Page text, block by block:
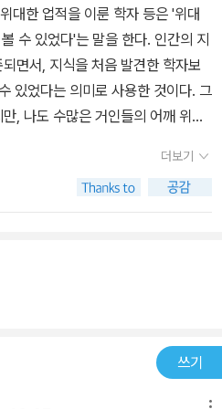
력의 법칙은 그 권좌에서 내려오게
학자들은 우주가 어떻게 생겨났고
으로 규명할 수 있게 되었다. 대폭
론 등 수많은 현대 물리학 이론의
론과 함께 20세기 지성사에 가장 큰
문의 저자인 하이젠베르크는 이
아 1932년에 노벨상을 받았다. 상
천재들이 머리를 맞대고 고군분투
칙’이 발표되었다. 허블 법칙은 지
사이에 특별한 관계가 있음을 가
해야할 일이며, 교양인으로서도 읽
문과쪽에서는 과거의 철학이나
하는 면이 있고, 또 책의 저자가 논
기 때문이다. 하지만, 물리학과 학
까? 그들은 이미 수업시간에 같은
이며, 따라서 굳이 논문원전을 읽을
문과생에게 있어 여기 실린 10편
이었다) 문과생들이 과학논문원
하였으나 이 책을 읽을 대상은 너무
출신으로서, 이 책의 벽은 아득히 높
대한 업적을 이룬 학자 등은 '위대
수 있었다'는 말을 한다. 인간의 지
면서, 지식을 처음 발견한 학자보
있었다는 의미로 사용한 것이다. 그
, 나도 수많은 거인들의 어깨 위에
수많은 위대한 거인이 존재하기 때
생각해보면 난 경제학부생이기
계 속에서 살아간다. 그런 의미에
서 이왕 어깨를 빌리는거 좀 확실하
봐야 하나 생각하면서, 이런 저런 책
은 <물리학 클래식>이라는 책을 소
물리학 박사인 저자가 20세기 논문
더보기
쓰기